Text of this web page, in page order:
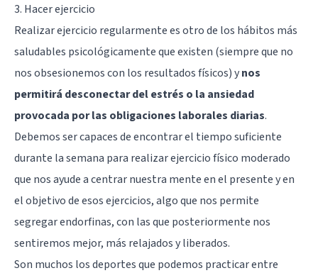
3. Hacer ejercicio
Realizar ejercicio regularmente es otro de los hábitos más
saludables psicológicamente que existen (siempre que no
nos obsesionemos con los resultados físicos) ynos
permitirá desconectar del estrés o la ansiedad
provocada por las obligaciones laborales diarias.
Debemos ser capaces de encontrar el tiempo suficiente
durante la semana para realizar ejercicio físico moderado
que nos ayude a centrar nuestra mente en el presente y en
el objetivo de esos ejercicios, algo que nos permite
segregar endorfinas, con las que posteriormente nos
sentiremos mejor, más relajados y liberados.
Son muchos los deportes que podemos practicar entre